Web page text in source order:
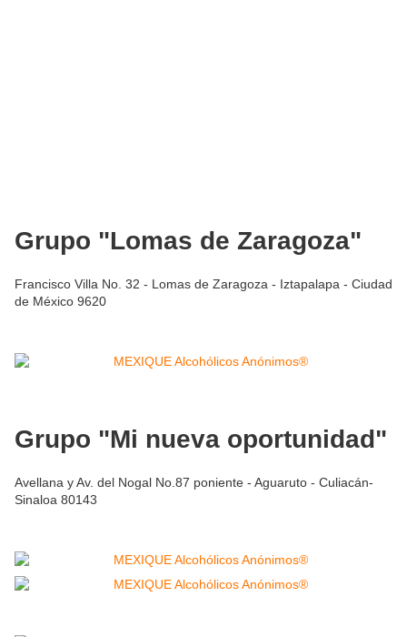
Grupo "Lomas de Zaragoza"
Francisco Villa No. 32 - Lomas de Zaragoza - Iztapalapa - Ciudad
de México 9620
Grupo "Mi nueva oportunidad"
Avellana y Av. del Nogal No.87 poniente - Aguaruto - Culiacán-
Sinaloa 80143